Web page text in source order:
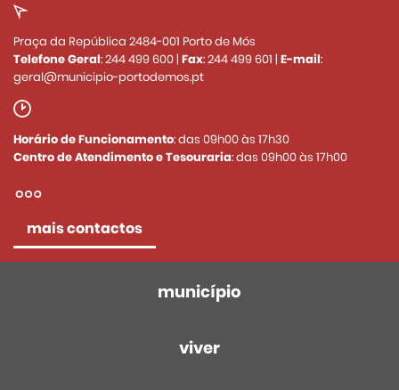
Praça da República 2484-001 Porto de Mós
Telefone Geral:244 499 600| Fax:244 499 601 | E-mail:
geral@municipio-portodemos.pt
Horário de Funcionamento: das 09h00 às 17h30
Centro de Atendimento e Tesouraria: das 09h00 às 17h00
mais contactos
município
viver